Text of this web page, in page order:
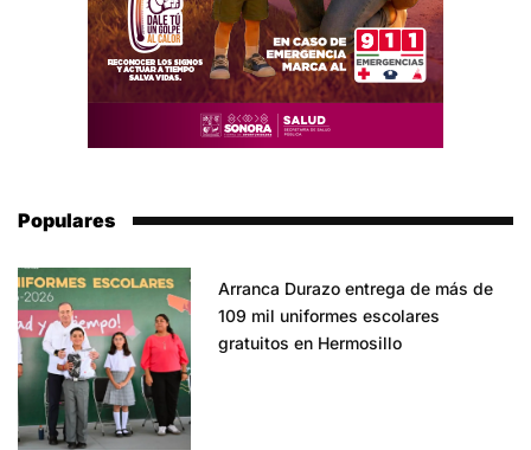
Populares
Arranca Durazo entrega de más de
109 mil uniformes escolares
gratuitos en Hermosillo